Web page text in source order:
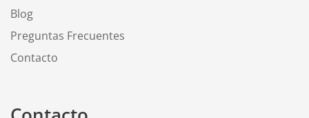
Blog
Preguntas Frecuentes
Contacto